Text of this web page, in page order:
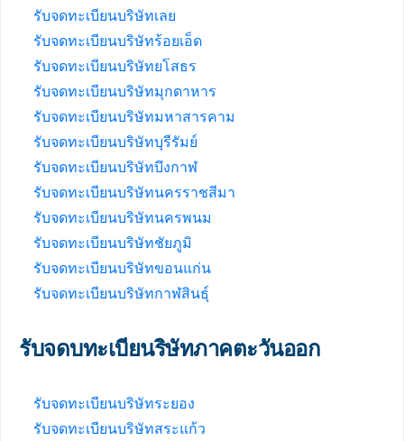
รับจดทะเบียนบริษัทเลย
รับจดทะเบียนบริษัทร้อยเอ็ด
รับจดทะเบียนบริษัทยโสธร
รับจดทะเบียนบริษัทมุกดาหาร
รับจดทะเบียนบริษัทมหาสารคาม
รับจดทะเบียนบริษัทบุรีรัมย์
รับจดทะเบียนบริษัทบึงกาฬ
รับจดทะเบียนบริษัทนครราชสีมา
รับจดทะเบียนบริษัทนครพนม
รับจดทะเบียนบริษัทชัยภูมิ
รับจดทะเบียนบริษัทขอนแก่น
รับจดทะเบียนบริษัทกาฬสินธุ์
รับจดบทะเบียนริษัทภาคตะวันออก
รับจดทะเบียนบริษัทระยอง
รับจดทะเบียนบริษัทสระแก้ว